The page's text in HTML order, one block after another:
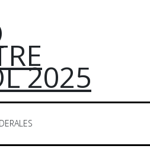
2025